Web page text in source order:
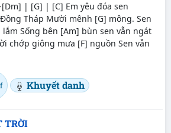
| [G] | [C] Em yêu đóa sen
Tháp Mười mênh [G] mông. Sen
Sống bên [Am] bùn sen vẫn ngát
chớp giông mưa [F] nguồn Sen vẫn
Khuyết danh
TRỜI